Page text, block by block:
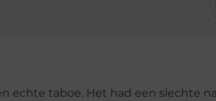
echte taboe. Het had een slechte